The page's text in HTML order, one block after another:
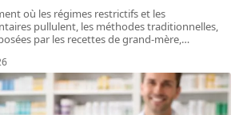
où les régimes restrictifs et les
pullulent, les méthodes traditionnelles,
par les recettes de grand-mère, …